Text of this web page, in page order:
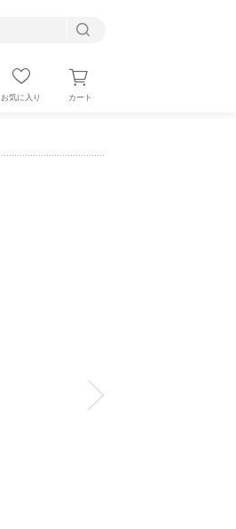
お気に入り カート